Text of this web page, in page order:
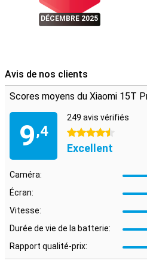
jouiez à des jeux : avec le Xiaomi
connecté. Grâce à Xiaomi Astral
connecté même sans réseau mobile
DÉCEMBRE 2025
Avis de nos clients
Scores moyens du Xiaomi 15T
9,4
249 avis vérifiés
4.5 étoiles
Excellent
Caméra:
Écran:
Vitesse:
Durée de vie de la batterie:
Rapport qualité-prix: